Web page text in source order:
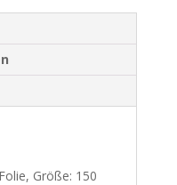
Größe: 150